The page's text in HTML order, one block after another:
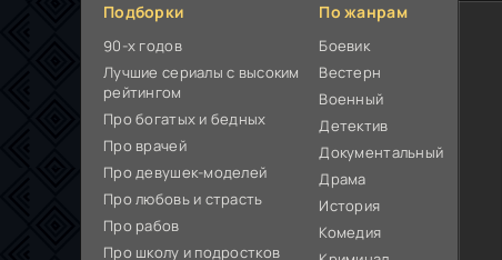
Подборки
90-х годов
Лучшие сериалы с высоким
рейтингом
Про богатых и бедных
Про врачей
Про девушек-моделей
Про любовь и страсть
Про рабов
Про школу и подростков
По жанрам
Боевик
Вестерн
Военный
Детектив
Документальный
Драма
История
Комедия